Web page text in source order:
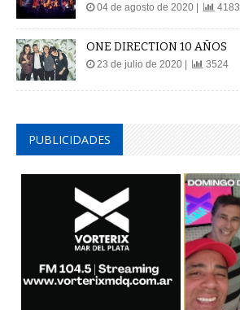
04 de agosto de 2020 | 4183
ONE DIRECTION 10 AÑOS
23 de julio de 2020 | 3524
PUBLICIDADES